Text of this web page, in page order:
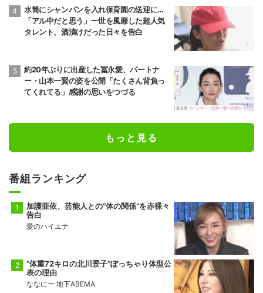
水筒にシャンパンを入れ保育園の送迎に…
「アル中だと思う」一世を風靡した超人気
タレント、酒漬けだった日々を告白
約20年ぶりに出産した冨永愛、パートナ
ー・山本一賢の姿を公開「たくさん背負っ
てくれてる」感謝の思いをつづる
もっと見る
番組ランキング
加護亜依、芸能人との“体の関係”を赤裸々
告白
愛のハイエナ
“体重72キロの北川景子”ぽっちゃり体型公
表の理由
ななにー 地下ABEMA